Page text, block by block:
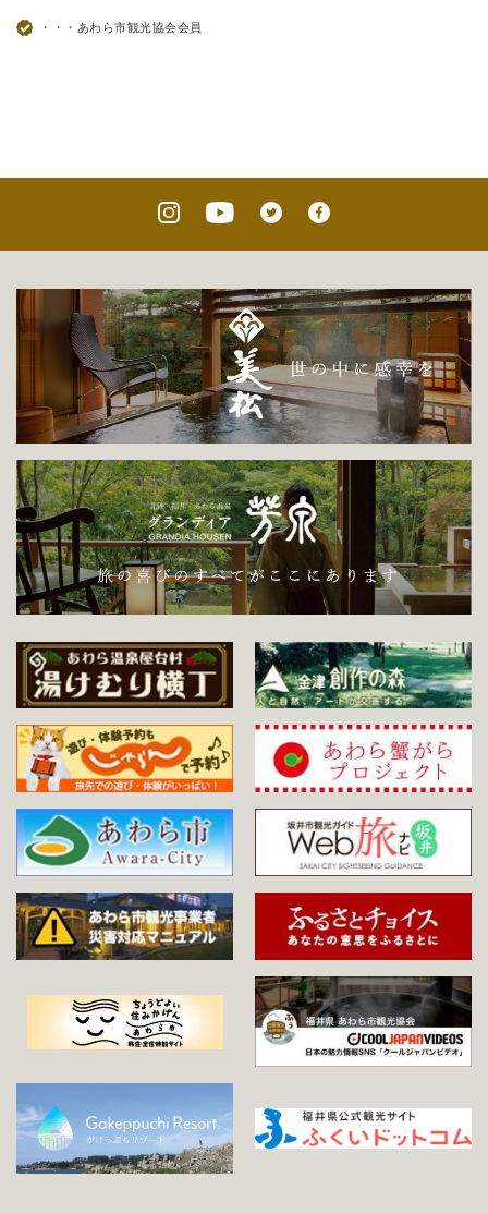
・・・あわら市観光協会会員